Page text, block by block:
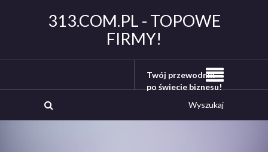
313.COM.PL - TOPOWE
FIRMY!
Twój przewodnik
po świecie biznesu!